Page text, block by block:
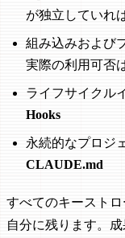
が独立していれ
組み込みおよび
実際の利用可否
ライフサイクル
Hooks
永続的なプロジ
CLAUDE.md
すべてのキースト
自分に残ります。成